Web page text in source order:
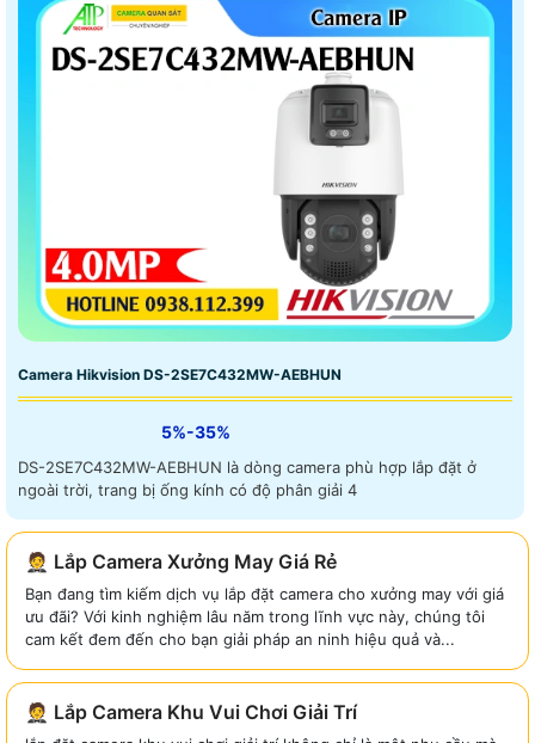
Camera Hikvision DS-2SE7C432MW-AEBHUN
5%-35%
DS-2SE7C432MW-AEBHUN là dòng camera phù hợp lắp đặt ở
ngoài trời, trang bị ống kính có độ phân giải 4
🤵 Lắp Camera Xưởng May Giá Rẻ
Bạn đang tìm kiếm dịch vụ lắp đặt camera cho xưởng may với giá
ưu đãi? Với kinh nghiệm lâu năm trong lĩnh vực này, chúng tôi
cam kết đem đến cho bạn giải pháp an ninh hiệu quả và...
🤵 Lắp Camera Khu Vui Chơi Giải Trí